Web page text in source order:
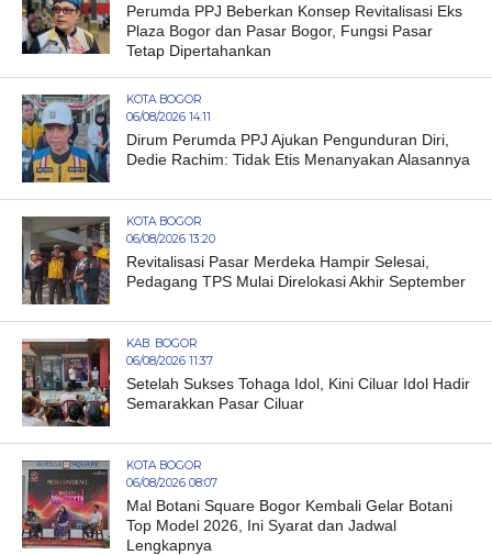
Perumda PPJ Beberkan Konsep Revitalisasi Eks
Plaza Bogor dan Pasar Bogor, Fungsi Pasar
Tetap Dipertahankan
KOTA BOGOR
06/08/2026 14:11
Dirum Perumda PPJ Ajukan Pengunduran Diri,
Dedie Rachim: Tidak Etis Menanyakan Alasannya
KOTA BOGOR
06/08/2026 13:20
Revitalisasi Pasar Merdeka Hampir Selesai,
Pedagang TPS Mulai Direlokasi Akhir September
KAB. BOGOR
06/08/2026 11:37
Setelah Sukses Tohaga Idol, Kini Ciluar Idol Hadir
Semarakkan Pasar Ciluar
KOTA BOGOR
06/08/2026 08:07
Mal Botani Square Bogor Kembali Gelar Botani
Top Model 2026, Ini Syarat dan Jadwal
Lengkapnya